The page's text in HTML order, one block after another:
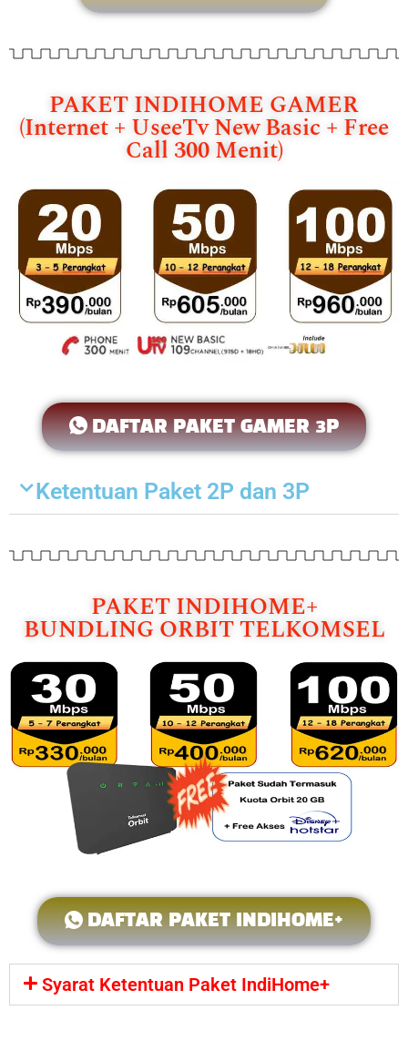
PAKET INDIHOME GAMER
(Internet + UseeTv New Basic + Free
Call 300 Menit)
DAFTAR PAKET GAMER 3P
Ketentuan Paket 2P dan 3P
PAKET INDIHOME+
BUNDLING ORBIT TELKOMSEL
DAFTAR PAKET INDIHOME+
Syarat Ketentuan Paket IndiHome+